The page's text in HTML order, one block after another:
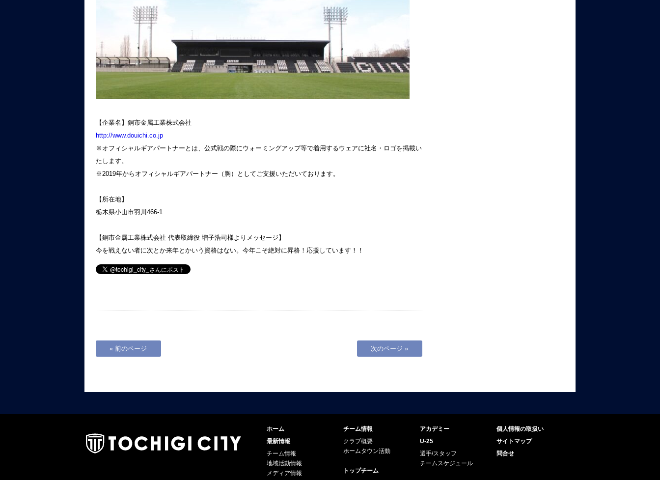
【企業名】銅市金属工業株式会社
http://www.douichi.co.jp
※オフィシャルギアパートナーとは、公式戦の際にウォーミングアップ等で着用するウェアに社名・ロゴを掲載い
たします。
※2019年からオフィシャルギアパートナー（胸）としてご支援いただいております。
【所在地】
栃木県小山市羽川466-1
【銅市金属工業株式会社 代表取締役 増子浩司様よりメッセージ】
今を戦えない者に次とか来年とかいう資格はない。今年こそ絶対に昇格！応援しています！！
« 前のページ 次のページ »
ホーム
最新情報
チーム情報
地域活動情報
メディア情報
チーム情報
クラブ概要
ホームタウン活動
トップチーム
アカデミー
U-25
選手/スタッフ
チームスケジュール
個人情報の取扱い
サイトマップ
問合せ